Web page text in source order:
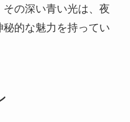
の深い青い光は、夜
的な魅力を持ってい